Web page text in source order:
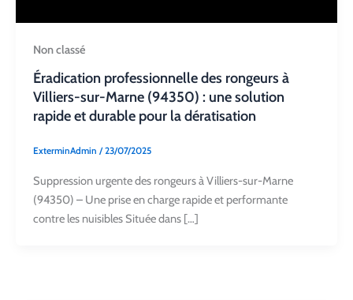
Non classé
Éradication professionnelle des rongeurs à
Villiers-sur-Marne (94350) : une solution
rapide et durable pour la dératisation
ExterminAdmin /23/07/2025
Suppression urgente des rongeurs à Villiers-sur-Marne
(94350) – Une prise en charge rapide et performante
contre les nuisibles Située dans […]